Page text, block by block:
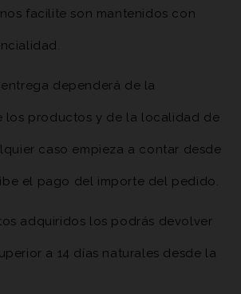
facilite son mantenidos con
dependerá de la
los productos y de la localidad de
caso empieza a contar desde
el pago del importe del pedido.
adquiridos los podrás devolver
a 14 días naturales desde la